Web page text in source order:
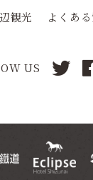
観光
よくあ
US